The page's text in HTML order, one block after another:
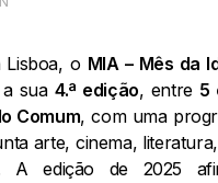
Lisboa, o MIA – Mês da
a sua4.ª edição, entre 5
Comum, com uma
arte, cinema,
A edição de 2025